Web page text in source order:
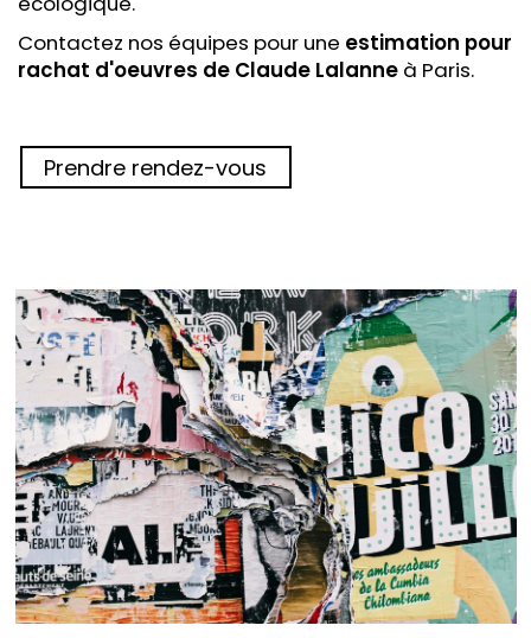
Contactez nos équipes pour une estimation pour
rachat d'oeuvres de Claude Lalanne à Paris.
Prendre rendez-vous
consulter